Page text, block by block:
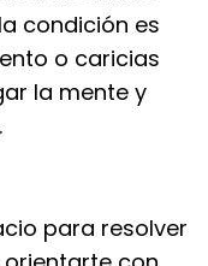
condición es
o caricias
la mente y
para resolver